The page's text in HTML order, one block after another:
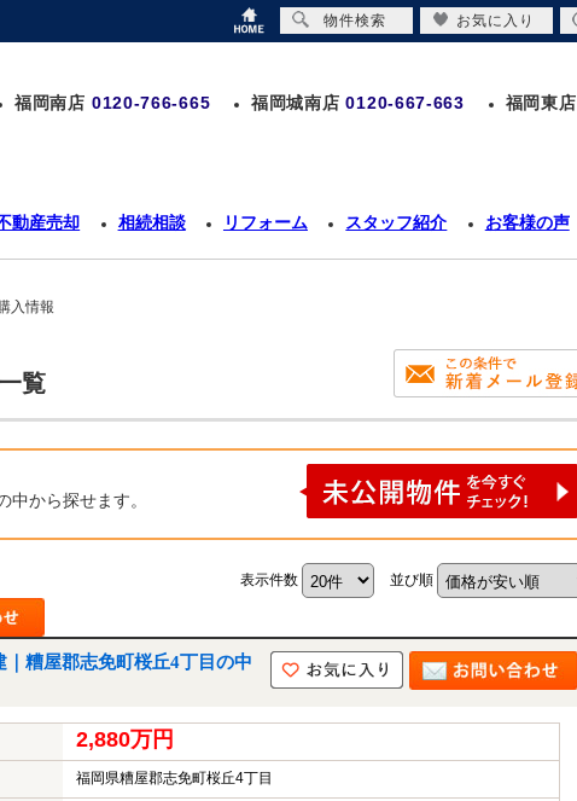
福岡南店 0120-766-665 福岡城南店 0120-667-663 福岡東店
動産売却 相続相談 リフォーム スタッフ紹介 お客様の声
入情報
覧
中から探せます。
表示件数 並び順
糟屋郡志免町桜丘4丁目の中
2,880万円
福岡県糟屋郡志免町桜丘4丁目
物件検索 お気に入り